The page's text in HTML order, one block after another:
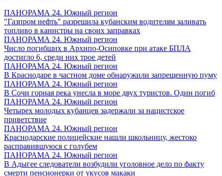
ПАНОРАМА 24. Южный регион
"Газпром нефть" разрешила кубанским водителям заливать
топливо в канистры на своих заправках
ПАНОРАМА 24. Южный регион
Число погибших в Архипо-Осиповке при атаке БПЛА
достигло 6, среди них трое детей
ПАНОРАМА 24. Южный регион
В Краснодаре в частном доме обнаружили запрещенную пуму
ПАНОРАМА 24. Южный регион
В Сочи горная река унесла в море двух туристов. Один погиб
ПАНОРАМА 24. Южный регион
Четырех молодых кубанцев задержали за нацистское
приветствие
ПАНОРАМА 24. Южный регион
Краснодарские полицейские нашли школьницу, жестоко
расправившуюся с голубем
ПАНОРАМА 24. Южный регион
В Адыгее следователи возбудили уголовное дело по факту
смерти пенсионерки от укусов макаки